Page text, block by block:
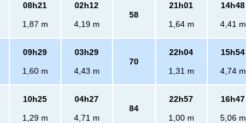
08h21
1,87 m
02h12
4,19 m
58
21h01
1,64 m
14h48
4,41 m
09h29
1,60 m
03h29
4,43 m
70
22h04
1,31 m
15h54
4,74 m
10h25
1,29 m
04h27
4,71 m
84
22h57
1,00 m
16h47
5,06 m